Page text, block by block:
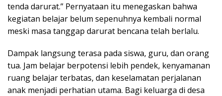
tenda darurat.” Pernyataan itu menegaskan bahwa
kegiatan belajar belum sepenuhnya kembali normal
meski masa tanggap darurat bencana telah berlalu.
Dampak langsung terasa pada siswa, guru, dan orang
tua. Jam belajar berpotensi lebih pendek, kenyamanan
ruang belajar terbatas, dan keselamatan perjalanan
anak menjadi perhatian utama. Bagi keluarga di desa